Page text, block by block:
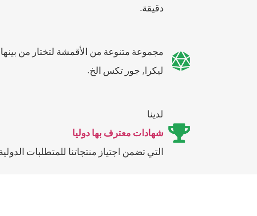
دقيقة.
مجموعة متنوعة من الأقمشة لتختار من
ليكرا, جور تكس الخ.
لدينا
شهادات معترف بها دوليا
التي تضمن اجتياز منتجاتنا للمتطلبات